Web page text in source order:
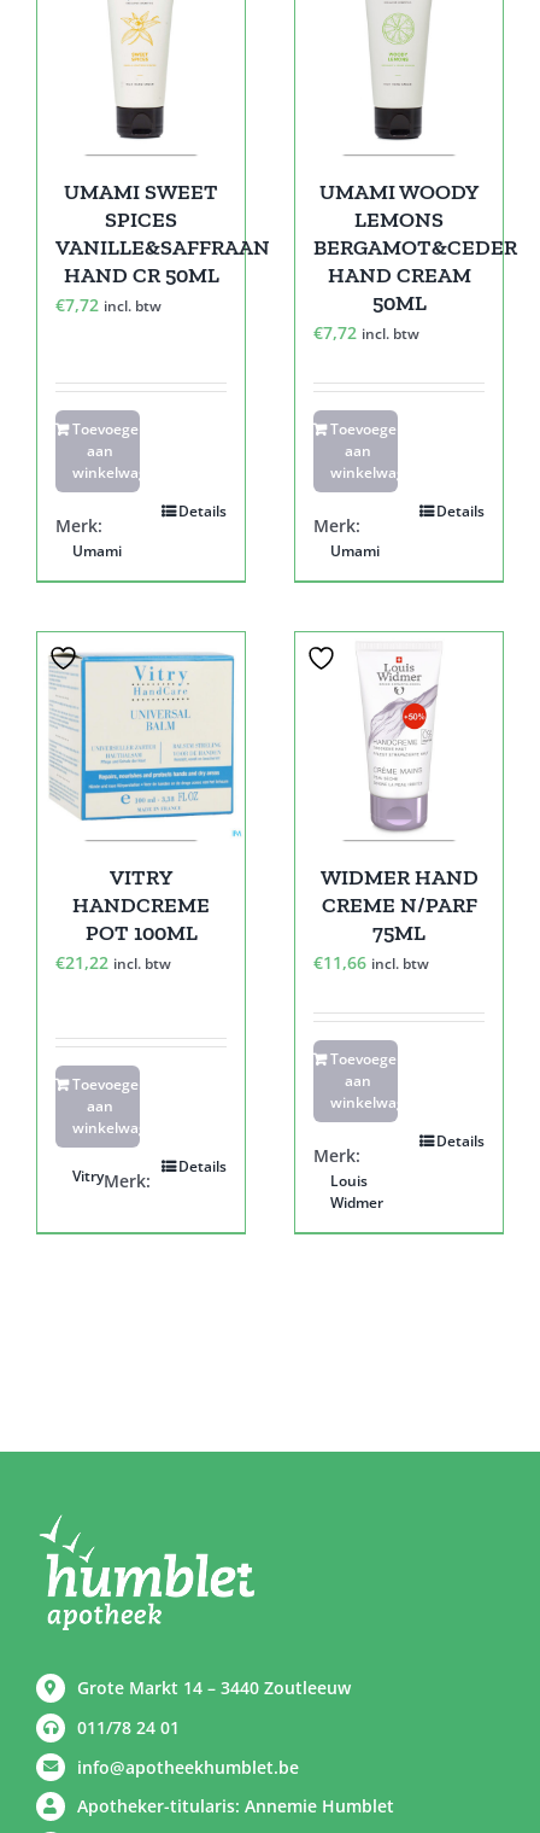
UMAMI SWEET
SPICES
VANILLE&SAFFRAAN
HAND CR 50ML
€7,72 incl. btw
Toevoegen
aan
winkelwagen
Details
Merk:
Umami
UMAMI WOODY
LEMONS
BERGAMOT&CEDER
HAND CREAM
50ML
€7,72 incl. btw
Toevoegen
aan
winkelwagen
Details
Merk:
Umami
VITRY
HANDCREME
POT 100ML
€21,22 incl. btw
Toevoegen
aan
winkelwagen
Details
Merk:
Vitry
WIDMER HAND
CREME N/PARF
75ML
€11,66 incl. btw
Toevoegen
aan
winkelwagen
Details
Merk:
Louis
Widmer
Grote Markt 14 – 3440 Zoutleeuw
011/78 24 01
info@apotheekhumblet.be
Apotheker-titularis: Annemie Humblet